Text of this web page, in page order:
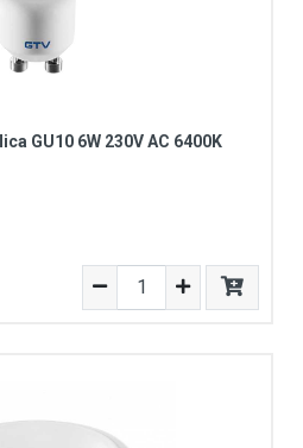
GU10 6W 230V AC 6400K